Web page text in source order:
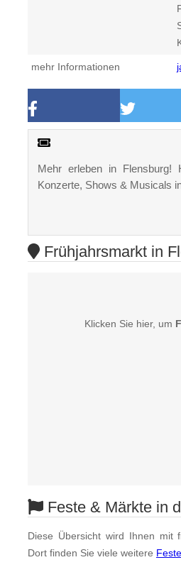
mehr Informationen
Mehr erleben in Flensburg!
Konzerte, Shows & Musicals
Frühjahrsmarkt in
Klicken Sie hier, um
Feste & Märkte in
Diese Übersicht wird Ihnen mit
Dort finden Sie viele weitere